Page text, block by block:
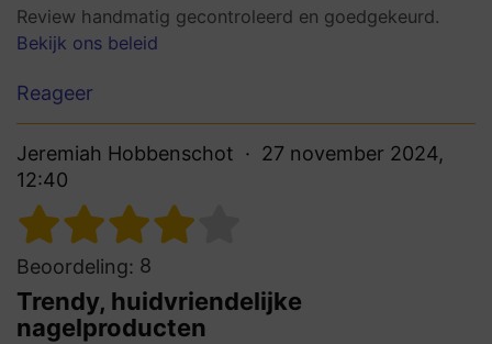
Review handmatig gecontroleerd en goedgekeurd.
Bekijk ons beleid
Reageer
Jeremiah Hobbenschot
27 november 2024,
12:40
Beoordeling: 8
Trendy, huidvriendelijke
nagelproducten